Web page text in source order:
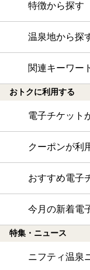
特徴から探す
温泉地から探
関連キーワー
おトクに利用する
電子チケット
クーポンが利
おすすめ電子
今月の新着電
特集・ニュース
ニフティ温泉